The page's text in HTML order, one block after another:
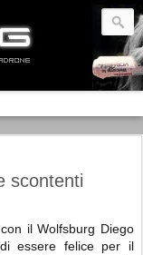
scontenti
il Wolfsburg Diego
essere felice per il